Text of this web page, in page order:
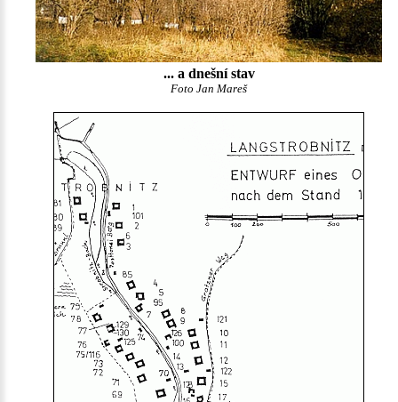
... a dnešní stav
Foto Jan Mareš